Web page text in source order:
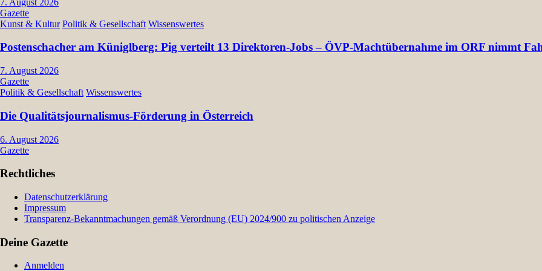
Gazette
Kunst & Kultur Politik & Gesellschaft Wissenswertes
Postenschacher am Küniglberg: Pig verteilt 13 Direktoren-Jobs – ÖVP-Machtübernahme im ORF nimmt
7. August 2026
Gazette
Politik & Gesellschaft Wissenswertes
Die Qualitätsjournalismus-Förderung in Österreich
6. August 2026
Gazette
Rechtliches
Datenschutzerklärung
Impressum
Transparenz-Bekanntmachungen gemäß Verordnung (EU) 2024/900 zu politischen Anzeige
Deine Gazette
Anmelden